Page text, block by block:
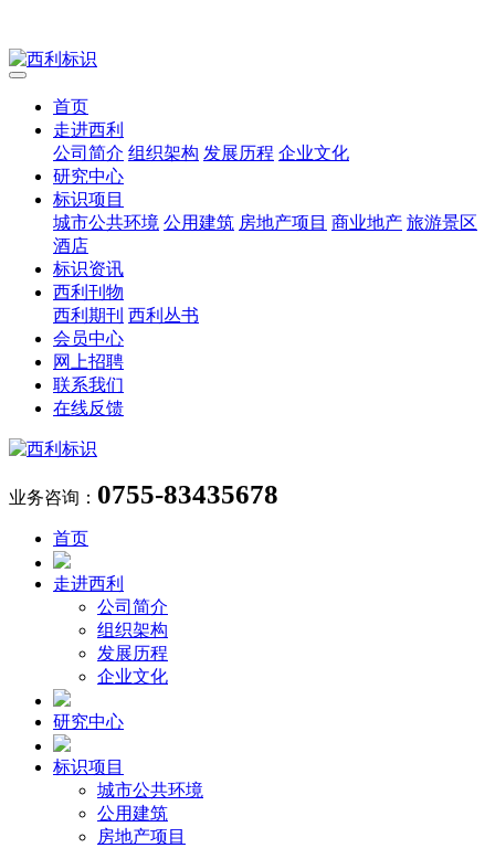
首页
走进西利
公司简介 组织架构 发展历程 企业文化
研究中心
标识项目
城市公共环境 公用建筑 房地产项目 商业地产 旅游景区
酒店
标识资讯
西利刊物
西利期刊 西利丛书
会员中心
网上招聘
联系我们
在线反馈
业务咨询： 0755-83435678
首页
走进西利
公司简介
组织架构
发展历程
企业文化
研究中心
标识项目
城市公共环境
公用建筑
房地产项目